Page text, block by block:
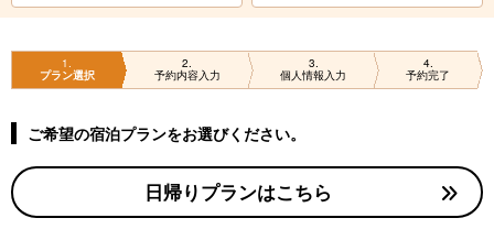
1
プラン選択
2
予約内容入力
3
個人情報入力
4
予約完了
ご希望の宿泊プランをお選びください。
日帰りプランはこちら